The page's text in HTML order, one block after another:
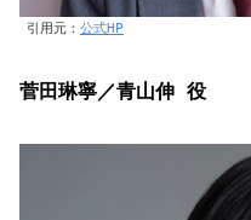
引用元： 公式HP
菅田琳寧／青山伸 役